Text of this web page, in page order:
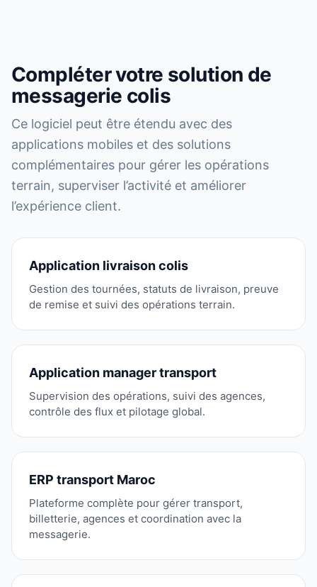
Compléter votre solution de
messagerie colis
Ce logiciel peut être étendu avec des
applications mobiles et des solutions
complémentaires pour gérer les opérations
terrain, superviser l’activité et améliorer
l’expérience client.
Application livraison colis
Gestion des tournées, statuts de livraison, preuve
de remise et suivi des opérations terrain.
Application manager transport
Supervision des opérations, suivi des agences,
contrôle des flux et pilotage global.
ERP transport Maroc
Plateforme complète pour gérer transport,
billetterie, agences et coordination avec la
messagerie.